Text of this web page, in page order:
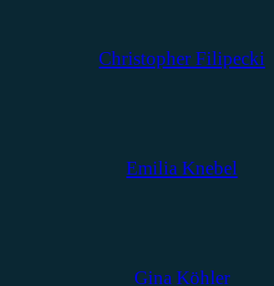
Christopher Filipecki
Emilia Knebel
Gina Köhler